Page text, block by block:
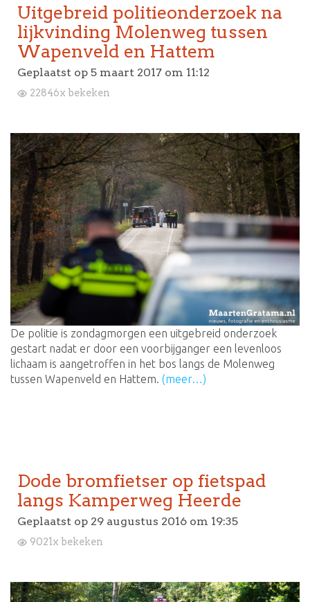
Uitgebreid politieonderzoek na
lijkvinding Molenweg tussen
Wapenveld en Hattem
Geplaatst op 5 maart 2017 om 11:12
22846x bekeken
De politie is zondagmorgen een uitgebreid onderzoek
gestart nadat er door een voorbijganger een levenloos
lichaam is aangetroffen in het bos langs de Molenweg
tussen Wapenveld en Hattem. (meer…)
Dode bromfietser op fietspad
langs Kamperweg Heerde
Geplaatst op 29 augustus 2016 om 19:35
9021x bekeken